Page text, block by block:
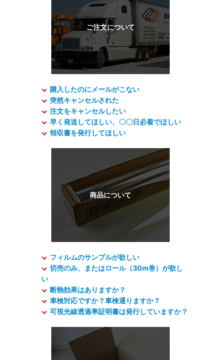
購入したのにメールがこない
突然キャンセルされた
注文をキャンセルしたい
早く発送してほしい、〇〇日必着でほしい
領収書を発行してほしい
フィルムのサンプルが欲しい
切売のみ、またはロール（30m巻）が欲し
い
断熱効果はありますか？
車検対応ですか？車検通りますか？
可視光線透過率証明書は発行していますか？